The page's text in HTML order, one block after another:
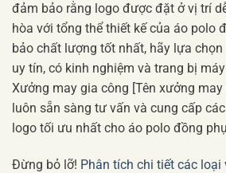
đảm bảo rằng logo được đặt ở vị trí
hòa với tổng thể thiết kế của áo polo
bảo chất lượng tốt nhất, hãy lựa
uy tín, có kinh nghiệm và trang bị
Xưởng may gia công [Tên xưởng may
luôn sẵn sàng tư vấn và cung cấp
logo tối ưu nhất cho áo polo đồng
Đừng bỏ lỡ! Phân tích chi tiết các loại